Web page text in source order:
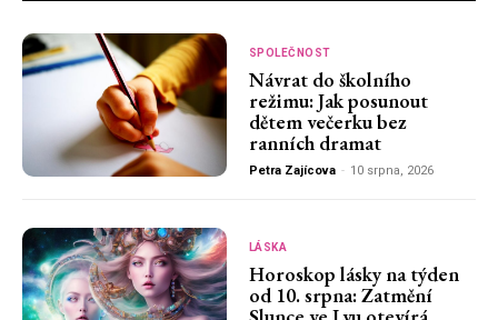
SPOLEČNOST
Návrat do školního
režimu: Jak posunout
dětem večerku bez
ranních dramat
Petra Zajícova - 10 srpna, 2026
LÁSKA
Horoskop lásky na týden
od 10. srpna: Zatmění